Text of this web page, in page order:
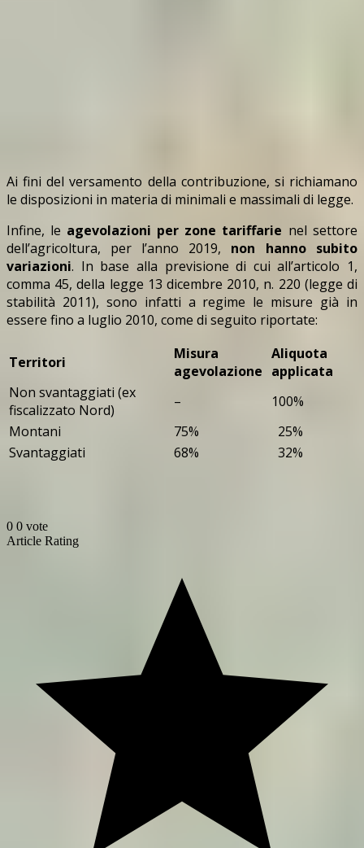
Ai fini del versamento della contribuzione, si richiamano
le disposizioni in materia di minimali e massimali di legge.
Infine, le agevolazioni per zone tariffarie nel settore
dell’agricoltura, per l’anno 2019, non hanno subito
variazioni. In base alla previsione di cui all’articolo 1,
comma 45, della legge 13 dicembre 2010, n. 220 (legge di
stabilità 2011), sono infatti a regime le misure già in
essere fino a luglio 2010, come di seguito riportate:
Territori
Misura
agevolazione
Aliquota
applicata
Non svantaggiati (ex
fiscalizzato Nord)
–
100%
Montani
75%
25%
Svantaggiati
68% 32%
0 0 vote
Article Rating